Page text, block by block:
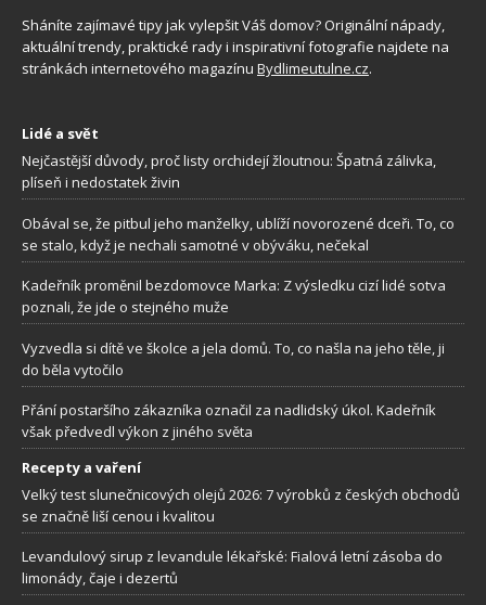
Sháníte zajímavé tipy jak vylepšit Váš domov? Originální nápady,
aktuální trendy, praktické rady i inspirativní fotografie najdete na
stránkách internetového magazínu Bydlimeutulne.cz.
Lidé a svět
Nejčastější důvody, proč listy orchidejí žloutnou: Špatná zálivka,
plíseň i nedostatek živin
Obával se, že pitbul jeho manželky, ublíží novorozené dceři. To, co
se stalo, když je nechali samotné v obýváku, nečekal
Kadeřník proměnil bezdomovce Marka: Z výsledku cizí lidé sotva
poznali, že jde o stejného muže
Vyzvedla si dítě ve školce a jela domů. To, co našla na jeho těle, ji
do běla vytočilo
Přání postaršího zákazníka označil za nadlidský úkol. Kadeřník
však předvedl výkon z jiného světa
Recepty a vaření
Velký test slunečnicových olejů 2026: 7 výrobků z českých obchodů
se značně liší cenou i kvalitou
Levandulový sirup z levandule lékařské: Fialová letní zásoba do
limonády, čaje i dezertů